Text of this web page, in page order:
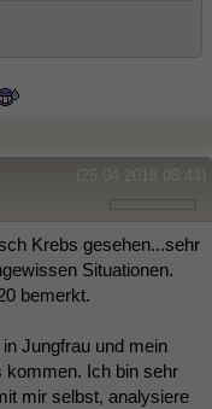
(25.04.2018 08:44)
Krebs gesehen...sehr
Situationen.
bemerkt.
Jungfrau und mein
kommen. Ich bin sehr
mir selbst, analysiere